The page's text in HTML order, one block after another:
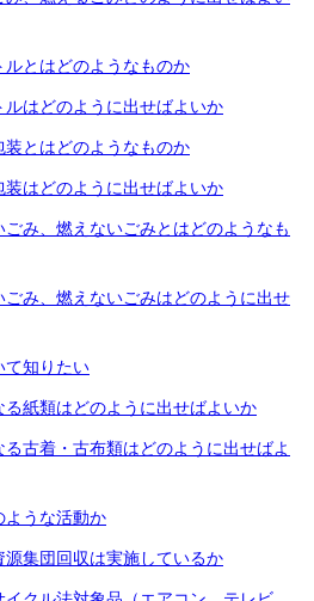
とはどのようなものか
はどのように出せばよいか
装とはどのようなものか
装はどのように出せばよいか
み、燃えないごみとはどのようなも
み、燃えないごみはどのように出せ
て知りたい
る紙類はどのように出せばよいか
る古着・古布類はどのように出せばよ
ような活動か
集団回収は実施しているか